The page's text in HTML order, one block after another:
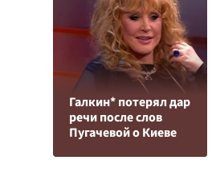
Галкин* потерял дар
речи после слов
Пугачевой о Киеве